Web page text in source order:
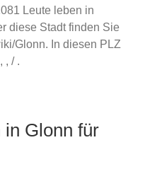
Leute leben in
diese Stadt finden Sie
Glonn. In diesen PLZ
, / .
in Glonn für